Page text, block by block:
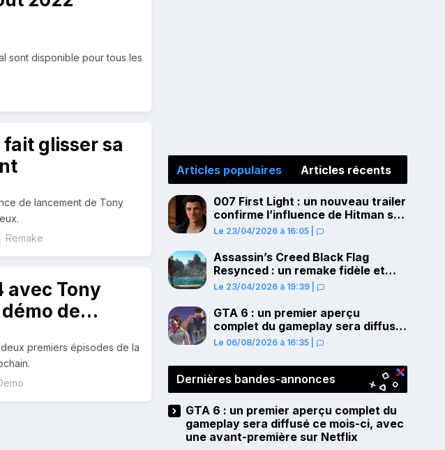
sont disponible pour tous les
fait glisser sa
de lancement de Tony
Remake
avec Tony
démo de
premiers épisodes de la
Articles populaires Articles récents
007 First Light : un nouveau trailer
confirme l’influence de Hitman sur
le gameplay
Le 23/04/2026 à 16:05
Assassin’s Creed Black Flag
Resynced : un remake fidèle et
ambitieux confirmé pour juillet sur
Le 23/04/2026 à 19:39
GTA 6 : un premier aperçu
complet du gameplay sera diffusé
ce mois-ci, avec une avant-
Le 06/08/2026 à 16:35
Dernières bandes-annonces
GTA 6 : un premier aperçu complet du
gameplay sera diffusé ce mois-ci, avec
une avant-première sur Netflix